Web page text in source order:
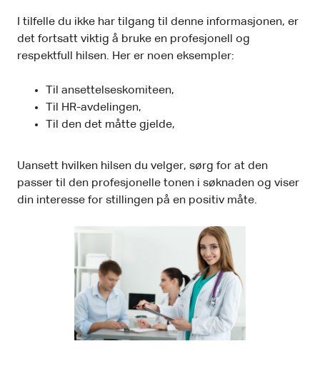
I tilfelle du ikke har tilgang til denne informasjonen, er
det fortsatt viktig å bruke en profesjonell og
respektfull hilsen. Her er noen eksempler:
Til ansettelseskomiteen,
Til HR-avdelingen,
Til den det måtte gjelde,
Uansett hvilken hilsen du velger, sørg for at den
passer til den profesjonelle tonen i søknaden og viser
din interesse for stillingen på en positiv måte.